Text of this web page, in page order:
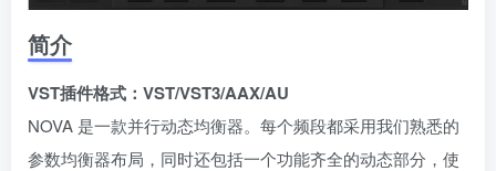
简介
VST插件格式：VST/VST3/AAX/AU
NOVA 是一款并行动态均衡器。每个频段都采用我们熟悉的
参数均衡器布局，同时还包括一个功能齐全的动态部分，使